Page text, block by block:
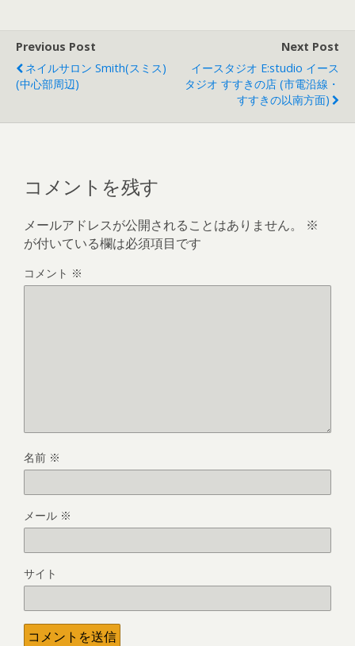
Previous Post
ネイルサロン Smith(スミス)
(中心部周辺)
Next Post
イースタジオ E:studio イース
タジオ すすきの店 (市電沿線・
すすきの以南方面)
コメントを残す
メールアドレスが公開されることはありません。
※
が付いている欄は必須項目です
コメント ※
名前 ※
メール ※
サイト